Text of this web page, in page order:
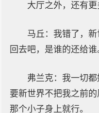
大厅之外，还有更
马丘：我错了，
回去吧，是谁的还给谁
弗兰克：我一切
要新世界不把我之前
那个小子身上就行。